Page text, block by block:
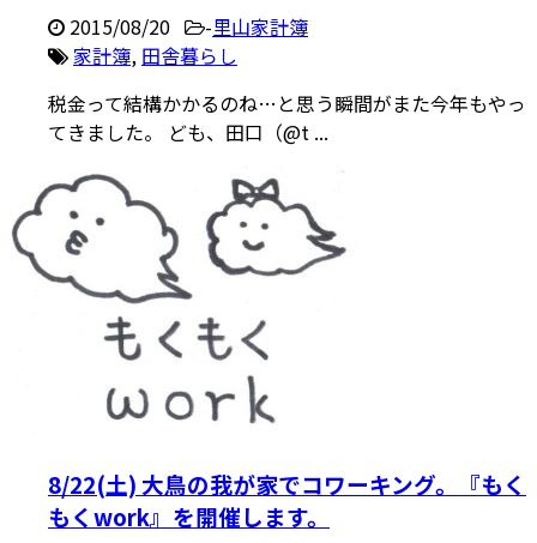
2015/08/20 -里山家計簿
家計簿, 田舎暮らし
税金って結構かかるのね…と思う瞬間がまた今年もやっ
てきました。 ども、田口（@t ...
8/22(土) 大鳥の我が家でコワーキング。『もく
もくwork』を開催します。